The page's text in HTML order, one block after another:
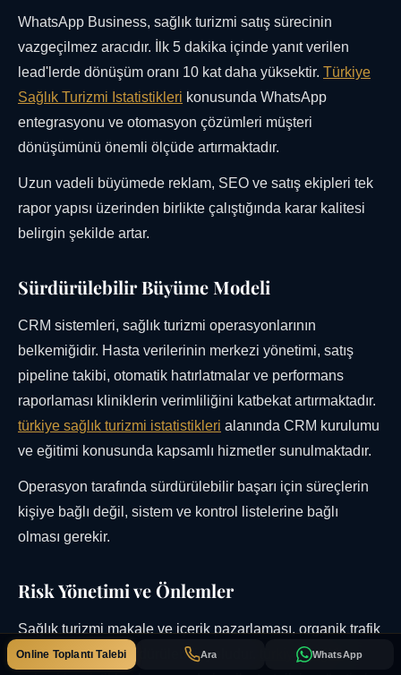
WhatsApp Business, sağlık turizmi satış sürecinin
vazgeçilmez aracıdır. İlk 5 dakika içinde yanıt verilen
lead'lerde dönüşüm oranı 10 kat daha yüksektir. Türkiye
Sağlık Turizmi Istatistikleri konusunda WhatsApp
entegrasyonu ve otomasyon çözümleri müşteri
dönüşümünü önemli ölçüde artırmaktadır.
Uzun vadeli büyümede reklam, SEO ve satış ekipleri tek
rapor yapısı üzerinden birlikte çalıştığında karar kalitesi
belirgin şekilde artar.
Sürdürülebilir Büyüme Modeli
CRM sistemleri, sağlık turizmi operasyonlarının
belkemiğidir. Hasta verilerinin merkezi yönetimi, satış
pipeline takibi, otomatik hatırlatmalar ve performans
raporlaması kliniklerin verimliliğini katbekat artırmaktadır.
türkiye sağlık turizmi istatistikleri alanında CRM kurulumu
ve eğitimi konusunda kapsamlı hizmetler sunulmaktadır.
Operasyon tarafında sürdürülebilir başarı için süreçlerin
kişiye bağlı değil, sistem ve kontrol listelerine bağlı
olması gerekir.
Risk Yönetimi ve Önlemler
Sağlık turizmi makale ve içerik pazarlaması, organik trafik
kazanmanın en sürdürülebilir yoludur.
türkiye sağlık
Ara WhatsApp
Online Toplantı Talebi